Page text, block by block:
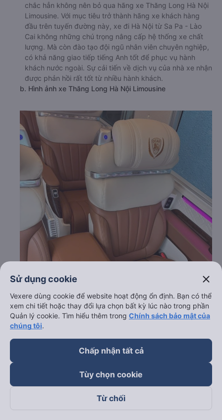
chắc hẳn không nên bỏ qua hãng xe Thăng Long Hà Nội
Limousine. Với mục tiêu trở thành hãng xe khách hàng
đầu trên tuyến đường này, xe đi Hà Nội từ Sa Pa - Lào
Cai không những chú trọng nâng cấp hệ thống xe chất
lượng. Mà còn đào tạo đội ngũ nhân viên chuyên nghiệp,
có khả năng giao tiếp tiếng Anh tốt để phục vụ hành
khách nước ngoài. Sự cải tiến về dịch vụ của nhà xe nhận
được phản hồi rất tốt từ nhiều hành khách.
b. Hình ảnh xe Thăng Long Hà Nội Limousine
Thăng Long Hà Nội Limousine
Sử dụng cookie close
Vexere dùng cookie để website hoạt động ổn định. Bạn có thể
xem chi tiết hoặc thay đổi lựa chọn bất kỳ lúc nào trong phần
Quản lý cookie. Tìm hiểu thêm trong Chính sách bảo mật của
chúng tôi.
Chấp nhận tất cả
Tùy chọn cookie
Từ chối